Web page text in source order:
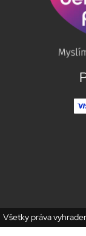
Všetky práva